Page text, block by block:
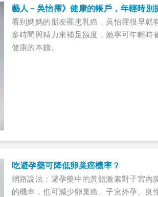
藝人－吳怡霈》健康的帳戶，年輕時別
看到媽媽的朋友罹患乳癌，吳怡霈很早就
多時間與精力來補足額度，她寧可年輕時
健康的本錢。
吃避孕藥可降低卵巢癌機率？
網路說法：避孕藥中的黃體激素對子宮內
的機率，也可減少卵巢癌、子宮外孕、良